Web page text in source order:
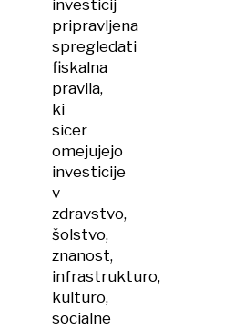
investicij
pripravljena
spregledati
fiskalna
pravila,
ki
sicer
omejujejo
investicije
v
zdravstvo,
šolstvo,
znanost,
infrastrukturo,
kulturo,
socialne